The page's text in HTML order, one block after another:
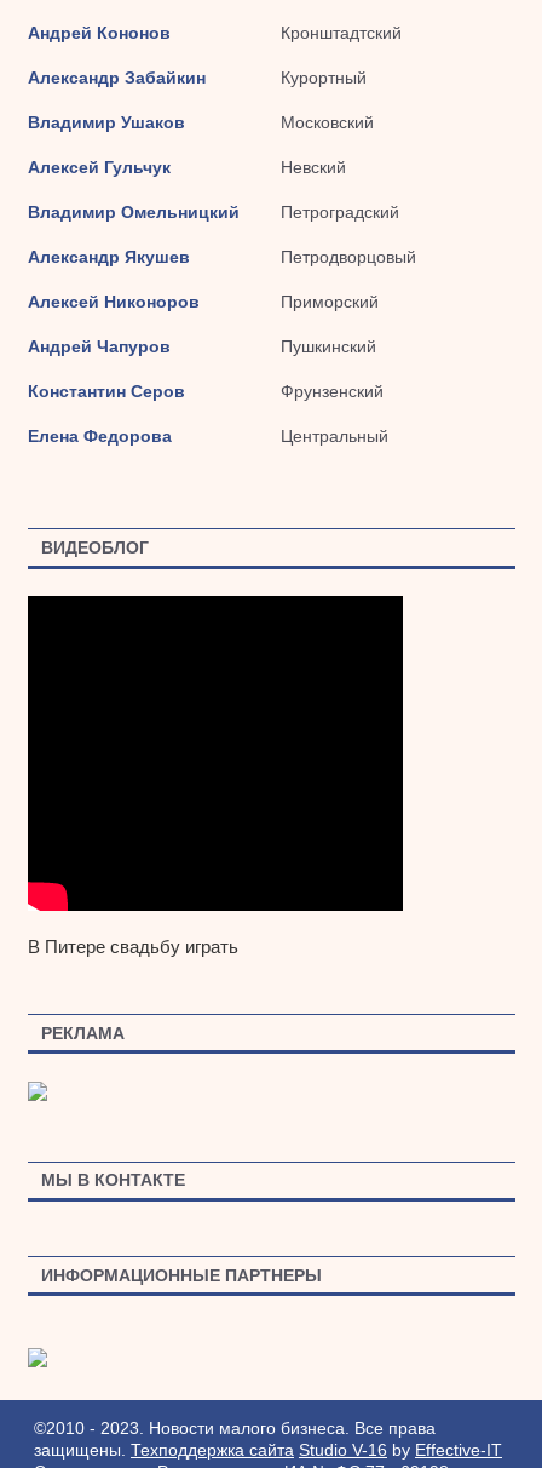
Андрей Кононов Кронштадтский
Александр Забайкин Курортный
Владимир Ушаков Московский
Алексей Гульчук Невский
Владимир Омельницкий Петроградский
Александр Якушев Петродворцовый
Алексей Никоноров Приморский
Андрей Чапуров Пушкинский
Константин Серов Фрунзенский
Елена Федорова Центральный
ВИДЕОБЛОГ
В Питере свадьбу играть
РЕКЛАМА
МЫ В КОНТАКТЕ
ИНФОРМАЦИОННЫЕ ПАРТНЕРЫ
©2010 - 2023. Новости малого бизнеса. Все права
защищены. Техподдержка сайта Studio V-16 by Effective-IT